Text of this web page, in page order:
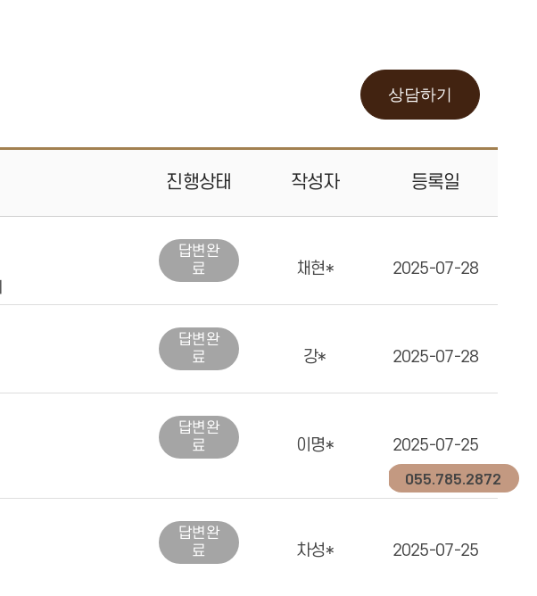
055.785.2872
상담하기
진행상태 작성자 등록일
답변완
료
채현* 2025-07-28
답변완
료
강* 2025-07-28
답변완
료
이명* 2025-07-25
답변완
료
차성* 2025-07-25